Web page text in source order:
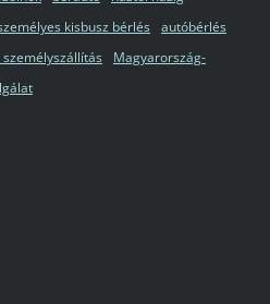
kisbusz bérlés
autóbérlés
személyszállítás
Magyarország-